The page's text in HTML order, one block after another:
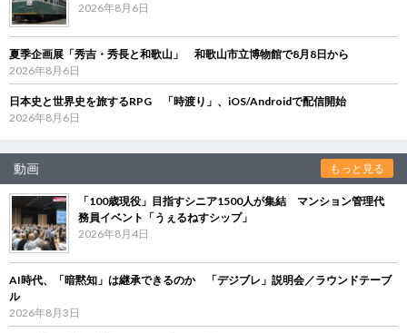
2026年8月6日
夏季企画展「秀吉・秀長と和歌山」 和歌山市立博物館で8月8日から
2026年8月6日
日本史と世界史を旅するRPG 「時渡り」、iOS/Androidで配信開始
2026年8月6日
動画 もっと見る
「100歳現役」目指すシニア1500人が集結 マンション管理代
務員イベント「うぇるねすシップ」
2026年8月4日
AI時代、「暗黙知」は継承できるのか 「デジブレ」説明会／ラウンドテーブ
ル
2026年8月3日